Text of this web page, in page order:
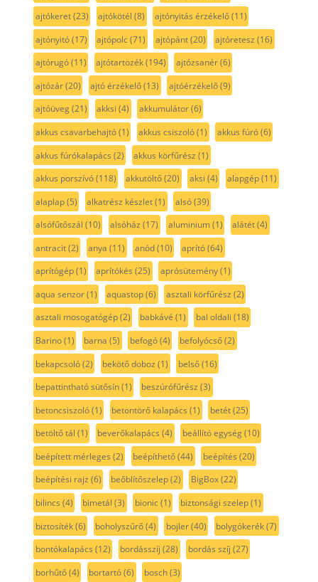
ajtókeret(23) ajtókötél (8) ajtónyitás érzékelő(11)
ajtónyitó(17) ajtópolc(71) ajtópánt(20) ajtóretesz (16)
ajtórugó(11) ajtótartozék(194) ajtózsanér(6)
ajtózár(20) ajtó érzékelő(13) ajtóérzékelő(9)
ajtóüveg(21) akksi (4) akkumulátor(6)
akkus csavarbehajtó(1) akkus csiszoló(1) akkus fúró(6)
akkus fúrókalapács (2) akkus körfűrész (1)
akkus porszívó(118) akkutöltő(20) aksi (4) alapgép(11)
alaplap(5) alkatrész készlet(1) alsó(39)
alsófűtőszál (10) alsóház (17) aluminium(1) alátét(4)
antracit(2) anya (11) anód(10) aprító(64)
aprítógép(1) aprítókés (25) aprósütemény(1)
aqua senzor(1) aquastop(6) asztali körfűrész (2)
asztali mosogatógép(2) babkávé (1) bal oldali (18)
Barino(1) barna (5) befogó(4) befolyócső(2)
bekapcsoló(2) bekötő doboz (1) belső(16)
bepattintható sütősín(1) beszúrófűrész (3)
betoncsiszoló(1) betontörő kalapács (1) betét(25)
betöltő tál (1) beverőkalapács (4) beállító egység(10)
beépített mérleges (2) beépíthető(44) beépítés (20)
beépítési rajz (6) beőblítőszelep(2) BigBox(22)
bilincs (4) bimetál (3) bionic(1) biztonsági szelep(1)
biztosíték(6) boholyszűrő(4) bojler(40) bolygókerék(7)
bontókalapács (12) bordásszíj (28) bordás szíj (27)
borhűtő(4) bortartó(6) bosch(3)